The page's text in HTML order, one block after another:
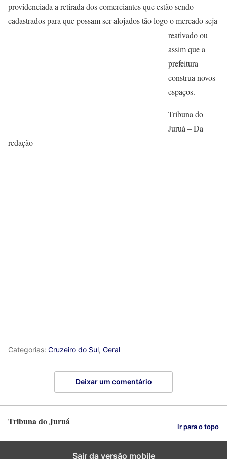
providenciada a retirada dos comerciantes que estão sendo
cadastrados para que possam ser alojados tão logo omercado seja
reativado ou
assim que a
prefeitura
construa novos
espaços.
Tribuna do
Juruá – Da
redação
Categorias: Cruzeiro do Sul, Geral
Deixar um comentário
Tribuna do Juruá Ir para o topo
Sair da versão mobile